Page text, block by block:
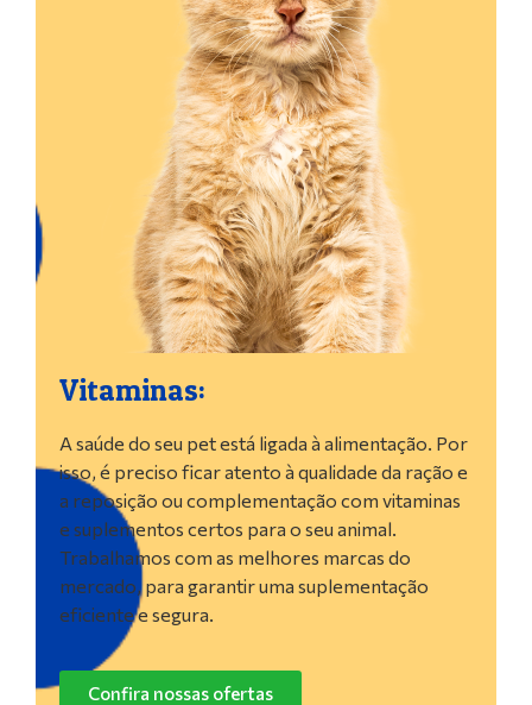
Vitaminas:
A saúde do seu pet está ligada à alimentação. Por
isso, é preciso ficar atento à qualidade da ração e
a reposição ou complementação com vitaminas
e suplementos certos para o seu animal.
Trabalhamos com as melhores marcas do
mercado, para garantir uma suplementação
eficiente e segura.
Confira nossas ofertas